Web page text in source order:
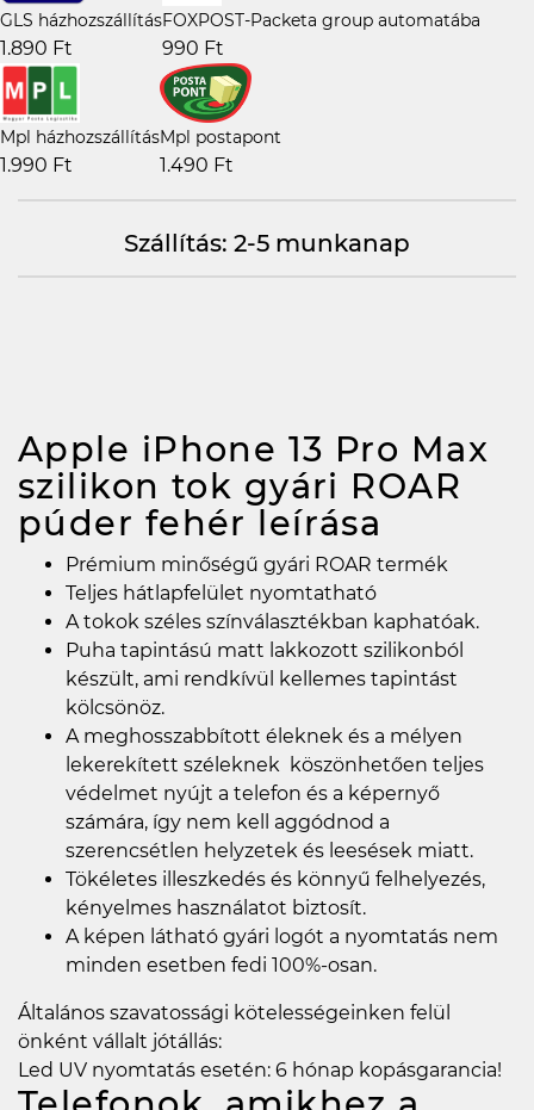
GLS házhozszállítás
1.890 Ft
FOXPOST-Packeta group automatába
990 Ft
Mpl házhozszállítás
1.990 Ft
Mpl postapont
1.490 Ft
Szállítás: 2-5 munkanap
Apple iPhone 13 Pro Max
szilikon tok gyári ROAR
púder fehér leírása
Prémium minőségű gyári ROAR termék
Teljes hátlapfelület nyomtatható
A tokok széles színválasztékban kaphatóak.
Puha tapintású matt lakkozott szilikonból
készült, ami rendkívül kellemes tapintást
kölcsönöz.
A meghosszabbított éleknek és a mélyen
lekerekített széleknek köszönhetően teljes
védelmet nyújt a telefon és a képernyő
számára, így nem kell aggódnod a
szerencsétlen helyzetek és leesések miatt.
Tökéletes illeszkedés és könnyű felhelyezés,
kényelmes használatot biztosít.
A képen látható gyári logót a nyomtatás nem
minden esetben fedi 100%-osan.
Általános szavatossági kötelességeinken felül
önként vállalt jótállás:
Led UV nyomtatás esetén: 6 hónap kopásgarancia!